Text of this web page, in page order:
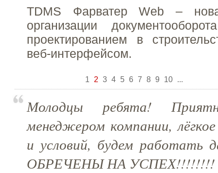
TDMS Фарватер Web –
организации
проектированием в
веб-интерфейсом.
1 2 3 4 5 6 7 8 9 10 ...
Молодцы ребята!
менеджером компании,
и условий, будем
ОБРЕЧЕНЫ НА УСПЕХ!!!!!!!!